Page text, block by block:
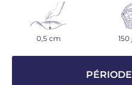
0,5 cm